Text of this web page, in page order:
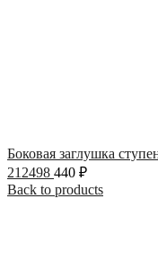
Боковая заглушка
212498 440 ₽
Back to products